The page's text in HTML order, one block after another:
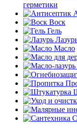
герметики
Воск
Гель
Масло